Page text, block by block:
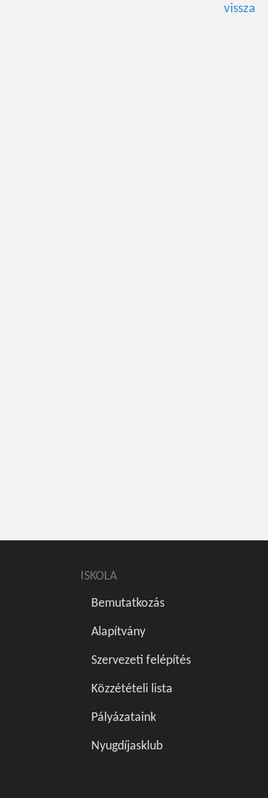
vissza
ISKOLA
Bemutatkozás
Alapítvány
Szervezeti felépítés
Közzétételi lista
Pályázataink
Nyugdíjasklub